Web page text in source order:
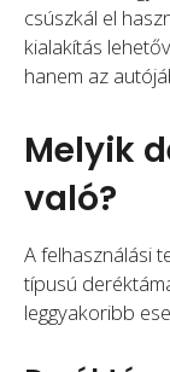
csúszkál el
kialakítás
hanem az
Melyik
való?
A felhasználási
típusú
leggyakoribb